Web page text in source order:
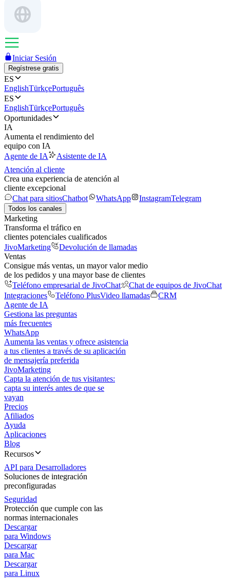
Iniciar Sesión
Regístrese gratis
ES
EnglishTürkçePortuguês
ES
EnglishTürkçePortuguês
Oportunidades
IA
Aumenta el rendimiento del
equipo con IA
Agente de IA
Asistente de IA
Atención al cliente
Crea una experiencia de atención al
cliente excepcional
Chat para sitiosChatbot WhatsApp InstagramTelegram
Todos los canales
Marketing
Transforma el tráfico en
clientes potenciales cualificados
JivoMarketing
Devolución de llamadas
Ventas
Consigue más ventas, un mayor valor medio
de los pedidos y una mayor base de clientes
Teléfono empresarial de JivoChat
Chat de equipos de JivoChat
Integraciones
Teléfono PlusVideo llamadas
CRM
Agente de IA
Gestiona las preguntas
más frecuentes
WhatsApp
Aumenta las ventas y ofrece asistencia
a tus clientes a través de su aplicación
de mensajería preferida
JivoMarketing
Capta la atención de tus visitantes:
capta su interés antes de que se
vayan
Precios
Afiliados
Ayuda
Aplicaciones
Blog
Recursos
API para Desarrolladores
Soluciones de integración
preconfiguradas
Seguridad
Protección que cumple con las
normas internacionales
Descargar
para Windows
Descargar
para Mac
Descargar
para Linux